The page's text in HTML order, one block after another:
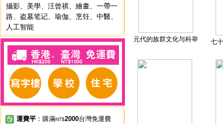
攝影
美學 汪曾祺 繪畫
一帶一
路
盗墓笔记 瑜伽 烹饪 中醫
人工智能
運費平 ：購滿NT$2000台灣免運費
元代的族群文化与科举 七